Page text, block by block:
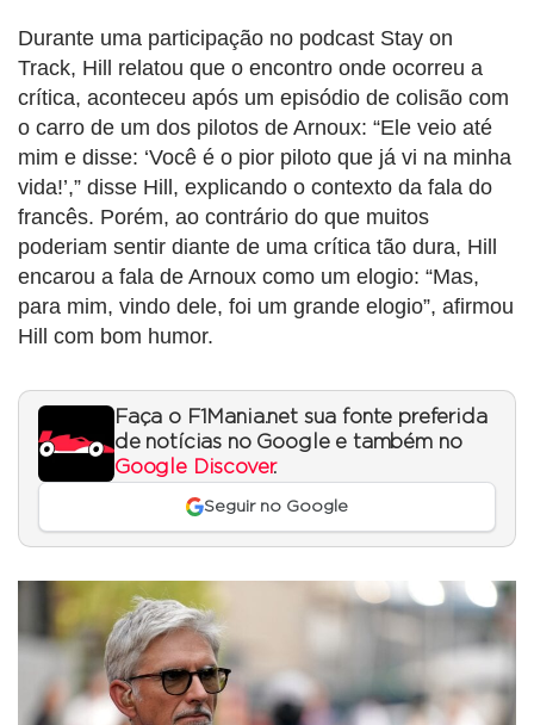
Durante uma participação no podcast Stay on
Track, Hill relatou que o encontro onde ocorreu a
crítica, aconteceu após um episódio de colisão com
o carro de um dos pilotos de Arnoux: “Ele veio até
mim e disse: ‘Você é o pior piloto que já vi na minha
vida!’,” disse Hill, explicando o contexto da fala do
francês. Porém, ao contrário do que muitos
poderiam sentir diante de uma crítica tão dura, Hill
encarou a fala de Arnoux como um elogio: “Mas,
para mim, vindo dele, foi um grande elogio”, afirmou
Hill com bom humor.
Faça o F1Mania.net sua fonte preferida
de notícias no Google e também no
Google Discover.
Seguir no Google